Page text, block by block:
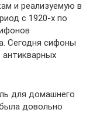
и реализуемую в
с 1920-х по
Сегодня сифоны
для домашнего
довольно